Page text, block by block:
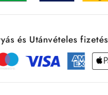
és Utánvételes fizetés